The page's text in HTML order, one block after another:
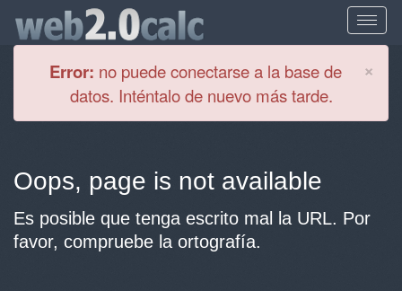
×
Error: no puede conectarse a la base de
datos. Inténtalo de nuevo más tarde.
Oops, page is not available
Es posible que tenga escrito mal la URL. Por
favor, compruebe la ortografía.